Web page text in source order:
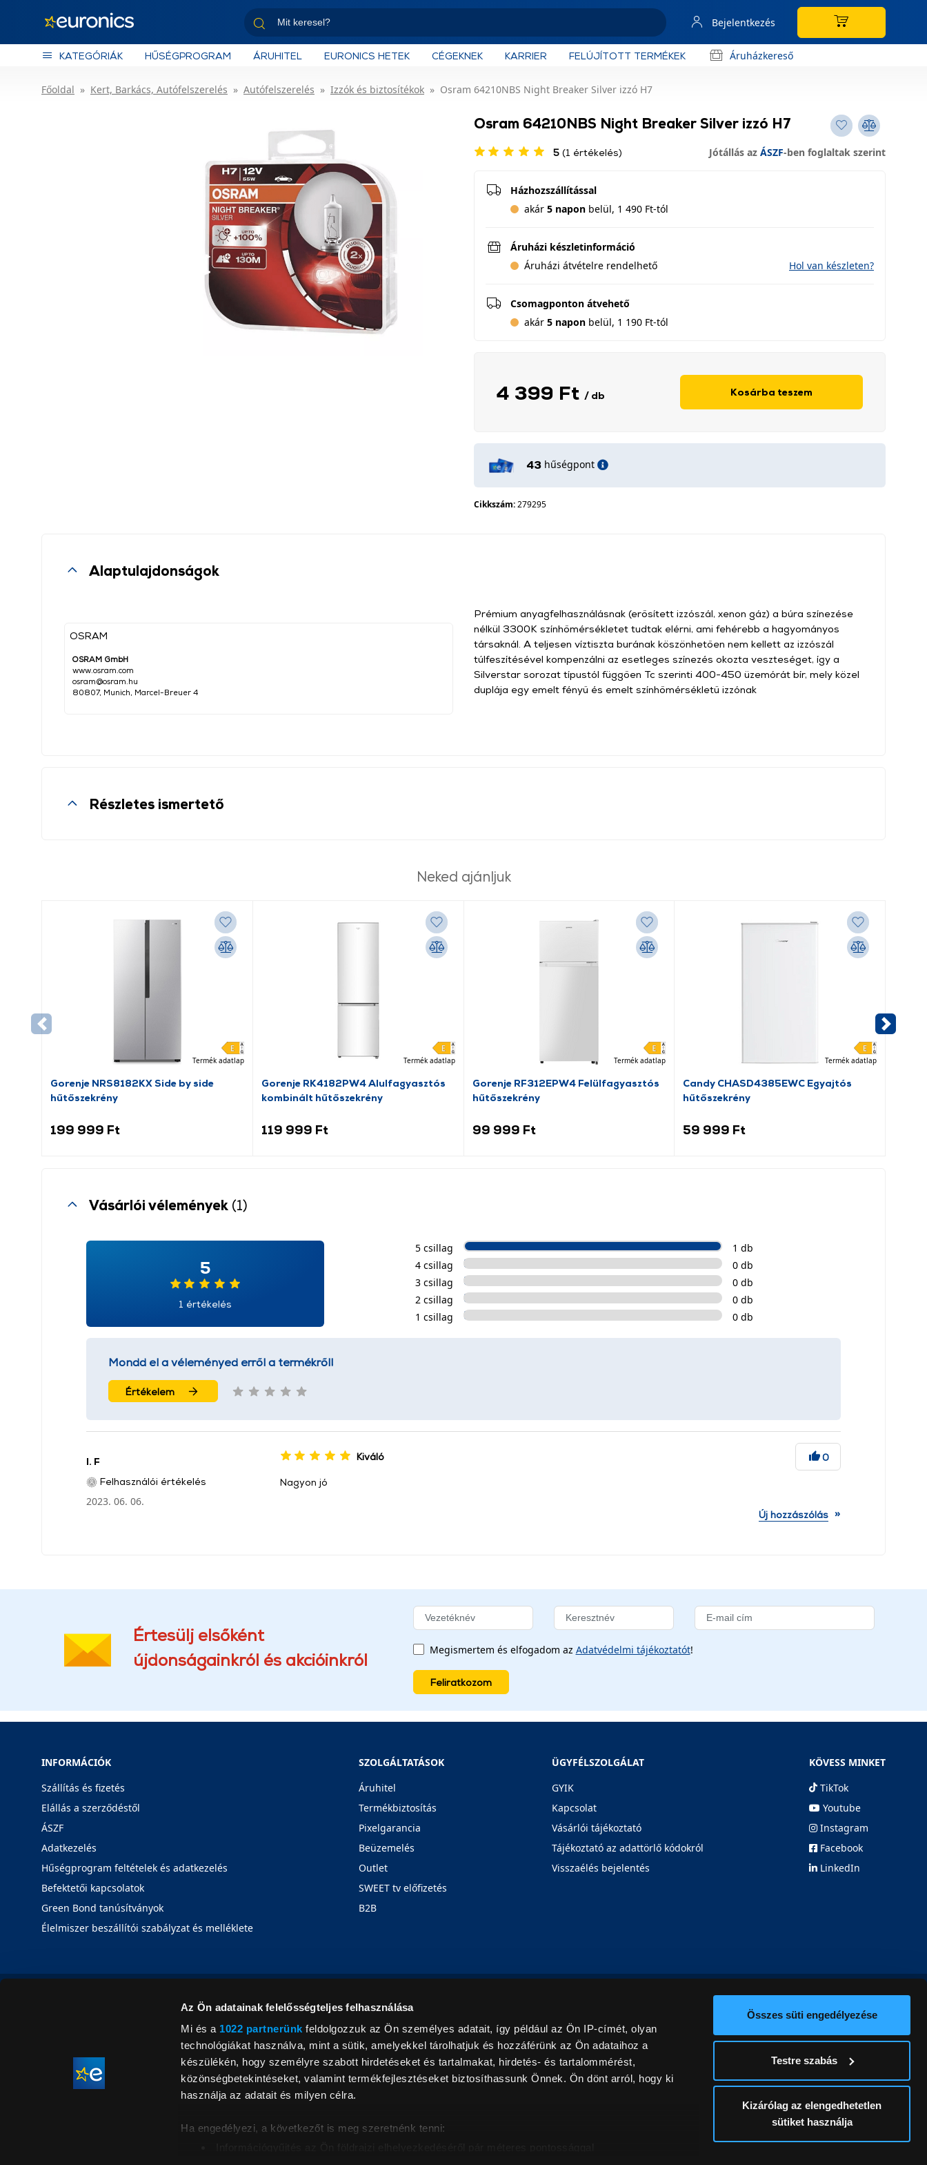
Az Ön adatainak felelősségteljes felhasználása
Mi és a 1022 partnerünk feldolgozzuk az Ön személyes adatait, így például az Ön IP-címét, olyan
technológiákat használva, mint a sütik, amelyekkel tárolhatjuk és hozzáférünk az Ön adataihoz a
készülékén, hogy személyre szabott hirdetéseket és tartalmakat, hirdetés- és tartalommérést,
közönségbetekintéseket, valamint termékfejlesztéseket biztosíthassunk Önnek. Ön dönt arról, hogy ki
használja az adatait és milyen célra.
Ha engedélyezi, a következőt is meg szeretnénk tenni:
Összes süti engedélyezése
Testre szabás
Kizárólag az elengedhetetlen
sütiket használja
Bejelentkezés
KATEGÓRIÁK HŰSÉGPROGRAM ÁRUHITEL EURONICS HETEK CÉGEKNEK KARRIER FELÚJÍTOTT TERMÉKEK Áruházkereső
Főoldal Kert, Barkács, Autófelszerelés Autófelszerelés Izzók és biztosítékok Osram 64210NBS Night Breaker Silver izzó H7
Osram 64210NBS Night Breaker Silver izzó H7
5 (1 értékelés) Jótállás az ÁSZF-ben foglaltak szerint
Házhozszállítással
akár 5 napon belül, 1 490 Ft-tól
Áruházi készletinformáció
Áruházi átvételre rendelhető
Hol van készleten?
Csomagponton átvehető
akár 5 napon belül, 1 190 Ft-tól
4 399 Ft / db Kosárba teszem
43 hűségpont
Cikkszám:279295
Alaptulajdonságok
OSRAM
OSRAM GmbH
www.osram.com
osram@osram.hu
80807, Munich, Marcel-Breuer 4
Prémium anyagfelhasználásnak (erősített izzószál, xenon gáz) a búra színezése
nélkül 3300K színhőmérsékletet tudtak elérni, ami fehérebb a hagyományos
társaknál. A teljesen víztiszta burának köszönhetően nem kellett az izzószál
túlfeszítésével kompenzálni az esetleges színezés okozta veszteséget, így a
Silverstar sorozat típustól függően Tc szerinti 400-450 üzemórát bír, mely közel
duplája egy emelt fényű és emelt színhőmérsékletű izzónak
Részletes ismertető
Neked ajánljuk
Termék adatlap
Gorenje NRS8182KX Side by side
hűtőszekrény
199 999 Ft
Termék adatlap
Gorenje RK4182PW4 Alulfagyasztós
kombinált hűtőszekrény
119 999 Ft
Termék adatlap
Gorenje RF312EPW4 Felülfagyasztós
hűtőszekrény
99 999 Ft
Termék adatlap
Candy CHASD4385EWC Egyajtós
hűtőszekrény
59 999 Ft
Vásárlói vélemények (1)
5
1 értékelés
5 csillag
1 db
4 csillag
0 db
3 csillag
0 db
2 csillag
0 db
1 csillag
0 db
Mondd el a véleményed erről a termékről!
Értékelem
I. F
Felhasználói értékelés
2023. 06. 06.
Kiváló 0
Nagyon jó
Új hozzászólás »
Értesülj elsőként
újdonságainkról és akcióinkról
Megismertem és elfogadom az Adatvédelmi tájékoztatót!
Feliratkozom
INFORMÁCIÓK
Szállítás és fizetés
Elállás a szerződéstől
ÁSZF
Adatkezelés
Hűségprogram feltételek és adatkezelés
Befektetői kapcsolatok
Green Bond tanúsítványok
Élelmiszer beszállítói szabályzat és melléklete
SZOLGÁLTATÁSOK
Áruhitel
Termékbiztosítás
Pixelgarancia
Beüzemelés
Outlet
SWEET tv előfizetés
B2B
ÜGYFÉLSZOLGÁLAT
GYIK
Kapcsolat
Vásárlói tájékoztató
Tájékoztató az adattörlő kódokról
Visszaélés bejelentés
KÖVESS MINKET
TikTok
Youtube
Instagram
Facebook
LinkedIn
© 2026. Minden jog fenntartva! Euronics Műszaki Áruházlánc